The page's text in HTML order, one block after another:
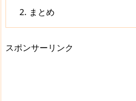
2. まとめ
スポンサーリンク